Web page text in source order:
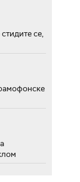
се,